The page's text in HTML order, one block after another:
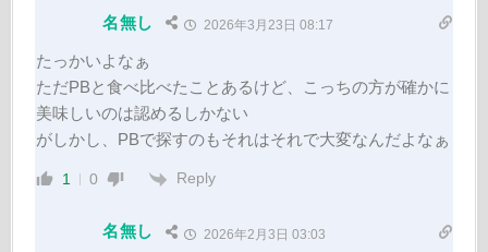
名無し 2026年3月23日 08:17
たっかいよなぁ
ただPBと食べ比べたことあるけど、こっちの方が確かに
美味しいのは認めるしかない
がしかし、PBで探すのもそれはそれで大変なんだよなぁ
1 0 Reply
名無し 2026年2月3日 03:03